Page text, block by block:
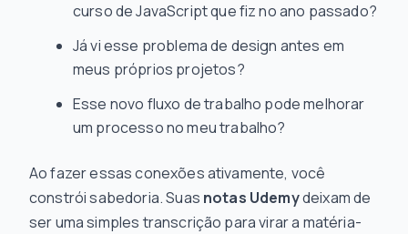
curso de JavaScript que fiz no ano passado?
Já vi esse problema de design antes em
meus próprios projetos?
Esse novo fluxo de trabalho pode melhorar
um processo no meu trabalho?
Ao fazer essas conexões ativamente, você
constrói sabedoria. Suas notas Udemydeixam de
ser uma simples transcrição para virar a matéria-